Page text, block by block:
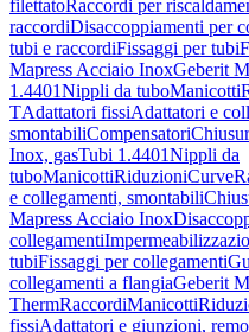
filettatoRaccordi per
raccordiDisaccoppiamenti per
tubi e raccordiFissaggi per tubi
Mapress Acciaio InoxGeberit
1.4401Nippli da tuboManicotti
TAdattatori fissiAdattatori e
smontabiliCompensatori
Inox, gasTubi 1.4401Nippli da
tuboManicottiRiduzioniCurve
e collegamenti, smontabili
Mapress Acciaio Inox
collegamenti
tubiFissaggi per collegamenti
collegamenti a flangiaGeberit
ThermRaccordiManicotti
fissiAdattatori e giunzioni,